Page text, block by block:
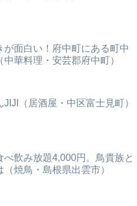
が面白い！府中町にある町中
華料理・安芸郡府中町）
JIJI（居酒屋・中区富士見町）
べ飲み放題4,000円。鳥貴族と
焼鳥・島根県出雲市）